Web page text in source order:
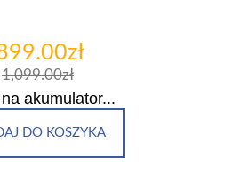
1,099.00zł
akumulator...
DO KOSZYKA